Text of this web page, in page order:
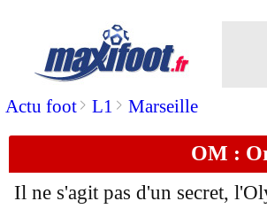
Actu foot> L1 > Marseille
OM :
Il ne s'agit pas d'un secret,
Tottenham
14/08 Lyon
14/08 PSG: Ramos clair sur
14/08 Man City :